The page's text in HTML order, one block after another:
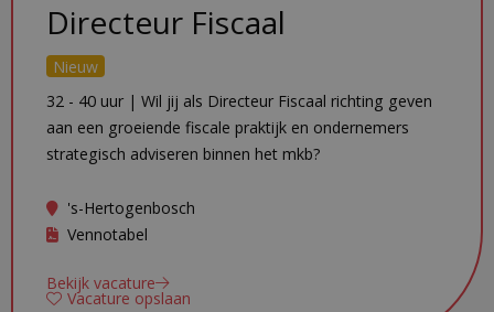
Directeur Fiscaal
Nieuw
32 - 40 uur | Wil jij als Directeur Fiscaal richting geven
aan een groeiende fiscale praktijk en ondernemers
strategisch adviseren binnen het mkb?
's-Hertogenbosch
Vennotabel
Bekijk vacature
Vacature opslaan